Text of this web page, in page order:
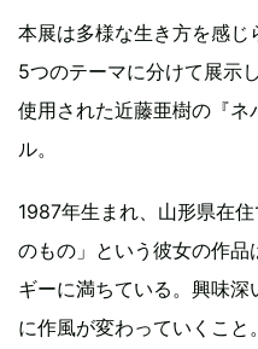
本展は多様な生き方を感
5つのテーマに分けて展示
使用された近藤亜樹の『ネ
ル。
1987年生まれ、山形県在
のもの」という彼女の作
ギーに満ちている。興味
に作風が変わっていくこ